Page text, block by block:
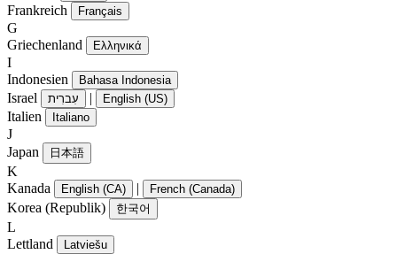
Frankreich Français
G
Griechenland
Ελληνικά
I
Indonesien
Bahasa Indonesia
Israel עִברִית | English (US)
Italien Italiano
J
Japan
日本語
K
Kanada
English (CA) | French (Canada)
Korea (Republik) 한국어
L
Lettland
Latviešu